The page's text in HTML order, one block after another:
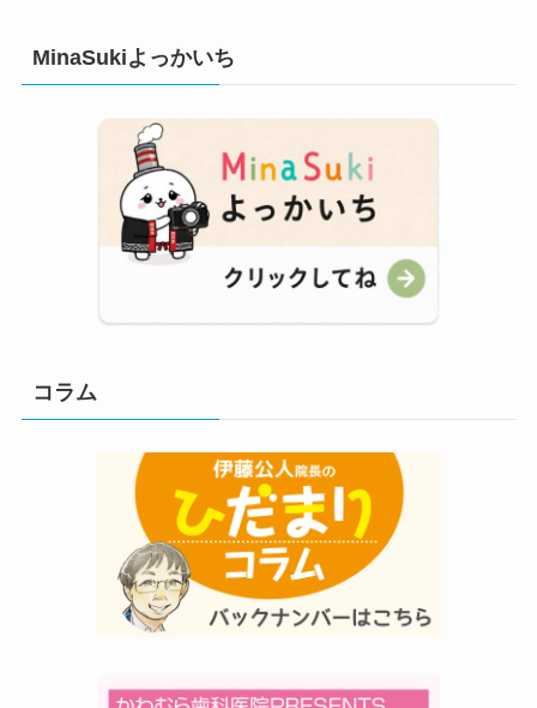
MinaSukiよっかいち
コラム